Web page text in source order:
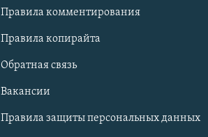
Правила комментирования
Правила копирайта
Обратная связь
Вакансии
Правила защиты персональных данных